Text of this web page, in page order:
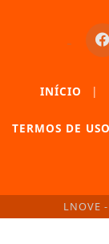
INÍCIO |
TERMOS DE
LNOVE